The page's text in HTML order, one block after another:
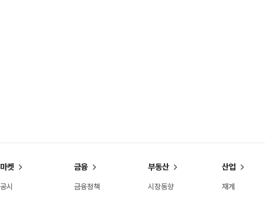
마켓
공시
금융
금융정책
부동산
시장동향
산업
재계